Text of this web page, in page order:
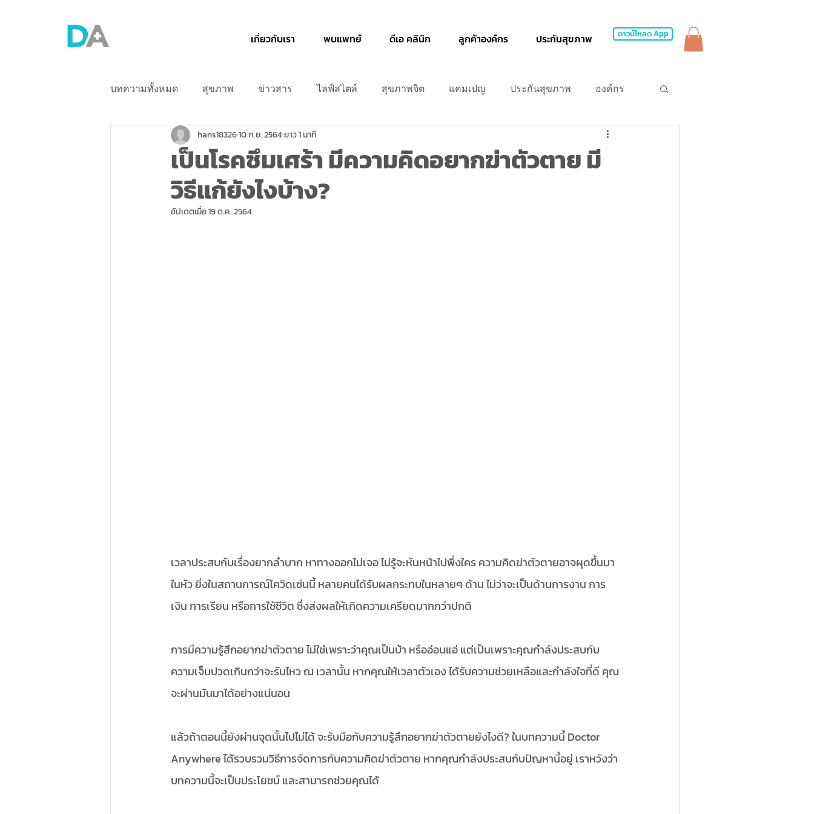
เกี่ยวกับเรา พบแพทย์ ดีเอ คลินิก ลูกค้าองค์กร ประกันสุขภาพ
บทความทั้งหมด สุขภาพ ข่าวสาร ไลฟ์สไตล์ สุขภาพจิต แคมเปญ ประกันสุขภาพ องค์กร
corporate
เป็นโรคซึมเศร้า มีความคิดอยากฆ่าตัวตาย มี
วิธีแก้ยังไงบ้าง?
hans1832610 ก.ย. 2564ยาว 1 นาที
อัปเดตเมื่อ19 ต.ค. 2564
เวลาประสบกับเรื่องยากลำบาก หาทางออกไม่เจอ ไม่รู้จะหันหน้าไปพึ่งใคร ความคิดฆ่าตัวตายอาจผุดขึ้นมา
ในหัว ยิ่งในสถานการณ์โควิดเช่นนี้ หลายคนได้รับผลกระทบในหลายๆ ด้าน ไม่ว่าจะเป็นด้านการงาน การ
เงิน การเรียน หรือการใช้ชีวิต ซึ่งส่งผลให้เกิดความเครียดมากกว่าปกติ
การมีความรู้สึกอยากฆ่าตัวตาย ไม่ใช่เพราะว่าคุณเป็นบ้า หรืออ่อนแอ่ แต่เป็นเพราะคุณกำลังประสบกับ
ความเจ็บปวดเกินกว่าจะรับไหว ณ เวลานั้น หากคุณให้เวลาตัวเอง ได้รับความช่วยเหลือและกำลังใจที่ดี คุณ
จะผ่านมันมาได้อย่างแน่นอน
แล้วถ้าตอนนี้ยังผ่านจุดนั้นไปไม่ได้ จะรับมือกับความรู้สึกอยากฆ่าตัวตายยังไงดี? ในบทความนี้ Doctor
Anywhere ได้รวบรวมวิธีการจัดการกับความคิดฆ่าตัวตาย หากคุณกำลังประสบกับปัญหานี้อยู่ เราหวังว่า
บทความนี้จะเป็นประโยชน์ และสามารถช่วยคุณได้
ดาวน์โหลด App